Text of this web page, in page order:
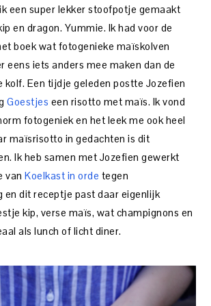
een super lekker stoofpotje gemaakt
en dragon. Yummie. Ik had voor de
boek wat fotogenieke maïskolven
eens iets anders mee maken dan de
kolf. Een tijdje geleden postte Jozefien
Goestjes een risotto met maïs. Ik vond
fotogeniek en het leek me ook heel
maïsrisotto in gedachten is dit
Ik heb samen met Jozefien gewerkt
vanKoelkast in orde tegen
en dit receptje past daar eigenlijk
kip, verse maïs, wat champignons en
als lunch of licht diner.